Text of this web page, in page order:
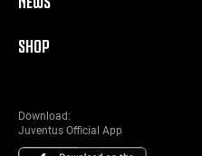
SHOP
Download:
Juventus Official App